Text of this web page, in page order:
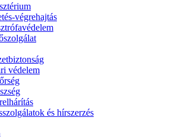
végrehajtás
védelem
és hírszerzés